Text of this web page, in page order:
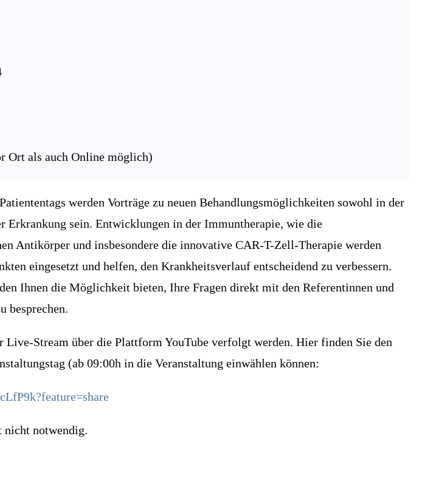
Ort als auch Online möglich)
werden Vorträge zu neuen Behandlungsmöglichkeiten sowohl in der
Erkrankung sein. Entwicklungen in der Immuntherapie, wie die
Antikörper und insbesondere die innovative CAR-T-Zell-Therapie werden
eingesetzt und helfen, den Krankheitsverlauf entscheidend zu verbessern.
Ihnen die Möglichkeit bieten, Ihre Fragen direkt mit den Referentinnen und
besprechen.
Live-Stream über die Plattform YouTube verfolgt werden. Hier finden Sie den
(ab 09:00h in die Veranstaltung einwählen können:
nicht notwendig.